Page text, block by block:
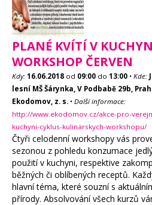
PLANÉ KVÍTÍ V
WORKSHOP ČERVEN
Kdy: 16.06.2018 od 09:00 do 13:00 • Kde:
lesní MŠ Šárynka, V Podbabě 29b,
Ekodomov, z. s. • Další informace:
http://www.ekodomov.cz/akce-pro-
kuchyni-cyklus-kulinarskych-workshopu/
Čtyři celodenní workshopy vás
sezonou z pohledu konzumace
použití v kuchyni, respektive
běžných či oblíbených receptů.
hlavní téma, které souzní s
přírody. Absolvování všech kurzů